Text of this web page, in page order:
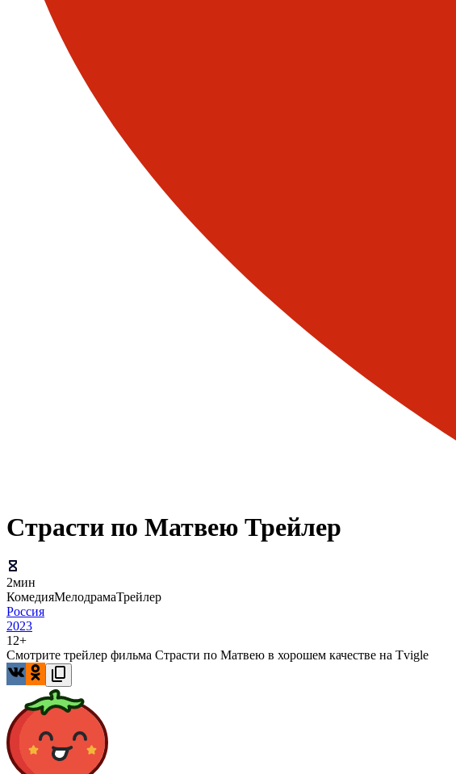
Страсти по Матвею Трейлер
2мин
КомедияМелодрамаТрейлер
Россия
2023
12+
Смотрите трейлер фильма Страсти по Матвею в хорошем качестве на Tvigle